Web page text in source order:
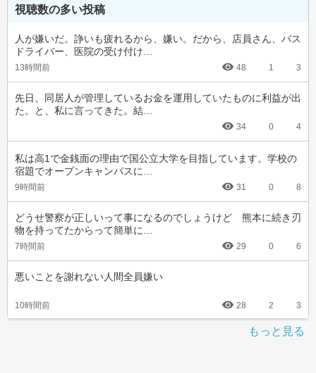
視聴数の多い投稿
人が嫌いだ。諍いも疲れるから、嫌い。だから、店員さん、バス
ドライバー、医院の受け付け…
13時間前 48 1 3
先日、同居人が管理しているお金を運用していたものに利益が出
た。と、私に言ってきた。結…
34 0 4
私は高1で金銭面の理由で国公立大学を目指しています。学校の
宿題でオープンキャンパスに…
9時間前 31 0 8
どうせ警察が正しいって事になるのでしょうけど　熊本に続き刃
物を持ってたからって簡単に…
7時間前 29 0 6
悪いことを謝れない人間全員嫌い
10時間前 28 2 3
もっと見る